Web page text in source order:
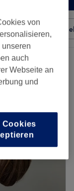
von
auch
Webseite an
und
Cookies